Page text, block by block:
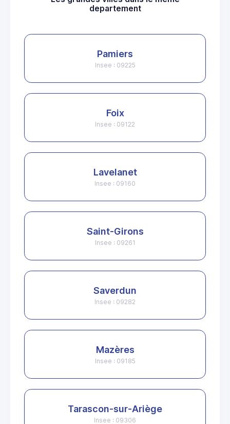
departement
Pamiers
Insee : 09225
Foix
Insee : 09122
Lavelanet
Insee : 09160
Saint-Girons
Insee : 09261
Saverdun
Insee : 09282
Mazères
Insee : 09185
Tarascon-sur-Ariège
Insee : 09306